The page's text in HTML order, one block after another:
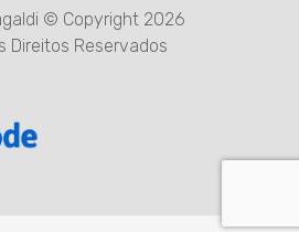
© Copyright 2026
Direitos Reservados